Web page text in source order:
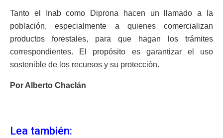
Tanto el Inab como Diprona hacen un llamado a la
población, especialmente a quienes comercializan
productos forestales, para que hagan los trámites
correspondientes. El propósito es garantizar el uso
sostenible de los recursos y su protección.
Por Alberto Chaclán
Lea también: